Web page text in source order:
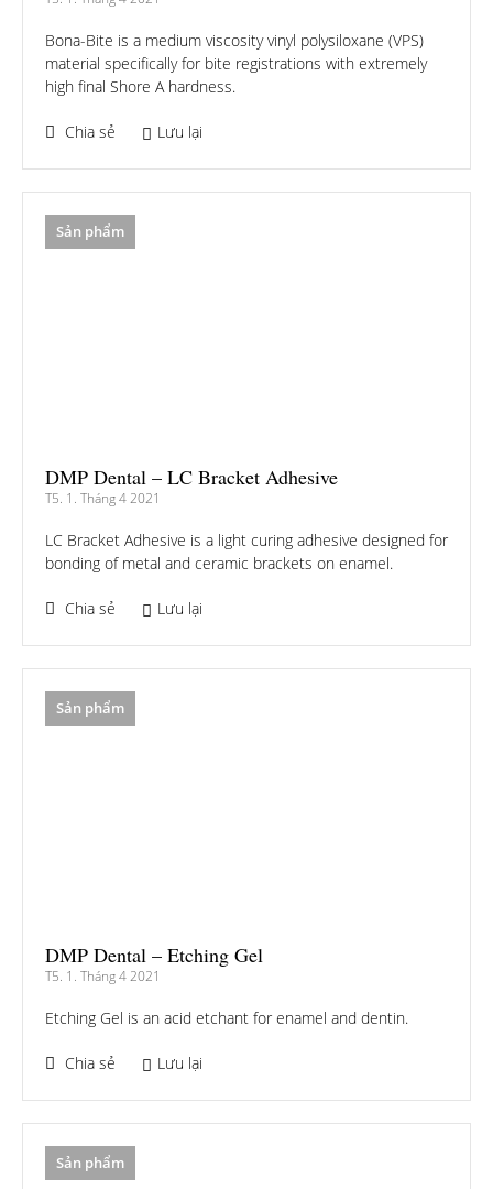
Bona-Bite is a medium viscosity vinyl polysiloxane (VPS)
material specifically for bite registrations with extremely
high final Shore A hardness.
Chia sẻ Lưu lại
Sản phẩm
DMP Dental – LC Bracket Adhesive
T5. 1. Tháng 4 2021
LC Bracket Adhesive is a light curing adhesive designed for
bonding of metal and ceramic brackets on enamel.
Chia sẻ Lưu lại
Sản phẩm
DMP Dental – Etching Gel
T5. 1. Tháng 4 2021
Etching Gel is an acid etchant for enamel and dentin.
Chia sẻ Lưu lại
Sản phẩm